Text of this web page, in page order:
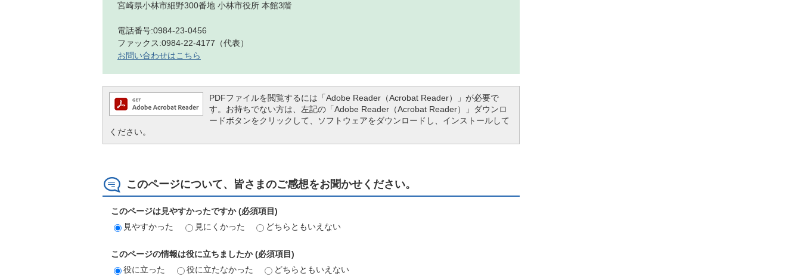
宮崎県小林市細野300番地 小林市役所 本館3階
電話番号:0984-23-0456
ファックス:0984-22-4177（代表）
お問い合わせはこちら
PDFファイルを閲覧するには「Adobe Reader（Acrobat Reader）」が必要で
す。お持ちでない方は、左記の「Adobe Reader（Acrobat Reader）」ダウンロ
ードボタンをクリックして、ソフトウェアをダウンロードし、インストールして
ください。
このページについて、皆さまのご感想をお聞かせください。
このページは見やすかったですか (必須項目)
見やすかった
見にくかった どちらともいえない
このページの情報は役に立ちましたか (必須項目)
役に立った
役に立たなかった どちらともいえない